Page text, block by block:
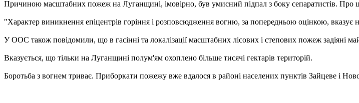
Причиною масштабних пожеж на Луганщині, імовірно, був умисний підпал з боку сепаратистів. Про
"Характер виникнення епіцентрів горіння і розповсюдження вогню, за попередньою оцінкою,
У ООС також повідомили, що в гасінні та локалізації масштабних лісових і степових пожеж задіяні
Вказується, що тільки на Луганщині полум'ям охоплено більше тисячі гектарів територій.
Боротьба з вогнем триває. Приборкати пожежу вже вдалося в районі населених пунктів Зайцеве і